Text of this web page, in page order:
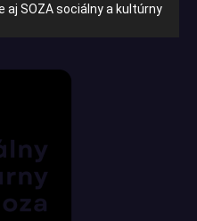
aj SOZA sociálny a kultúrny